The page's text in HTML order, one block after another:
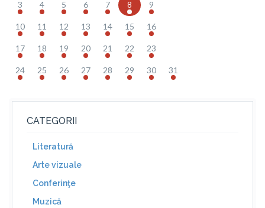
3 4 5 6 7 8 9
10 11 12 13 14 15 16
17 18 19 20 21 22 23
24 25 26 27 28 29 30 31
CATEGORII
Literatură
Arte vizuale
Conferinţe
Muzică